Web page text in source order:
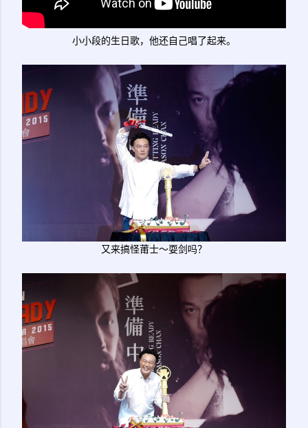
小小段的生日歌，他还自己唱了起来。
又来搞怪莆士～耍剑吗？